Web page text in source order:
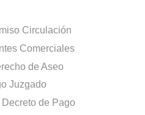
Circulación
Comerciales
de Aseo
Juzgado
de Pago